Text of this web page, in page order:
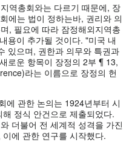
역총회와는 다르기 때문에, 장
에는 법이 정하는바, 권리와 의
, 필요에 따라 잠정해외지역총
용이 추가될 것이다. "미국 내
있으며, 권한과 의무와 특권과
로운 항목이 장정의 2부 ¶ 13,
라는 이름으로 장정의 헌
에 관한 논의는 1924년부터 시
정식 안건으로 제출되었다.
더불어 전 세계적 성격을 가진
에 관한 연구를 시작했다.